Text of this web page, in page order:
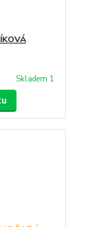
Skladem 1